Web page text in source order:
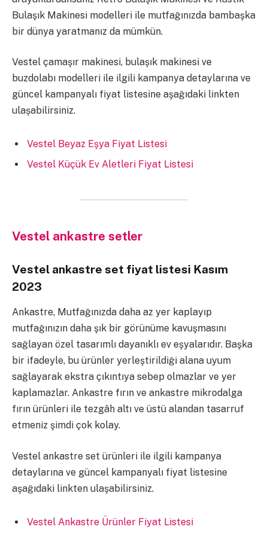
Bulaşık Makinesi modelleri ile mutfağınızda bambaşka
bir dünya yaratmanız da mümkün.
Vestel çamaşır makinesi, bulaşık makinesi ve
buzdolabı modelleri ile ilgili kampanya detaylarına ve
güncel kampanyalı fiyat listesine aşağıdaki linkten
ulaşabilirsiniz.
Vestel Beyaz Eşya Fiyat Listesi
Vestel Küçük Ev Aletleri Fiyat Listesi
Vestel ankastre setler
Vestel ankastre set fiyat listesi Kasım
2023
Ankastre, Mutfağınızda daha az yer kaplayıp
mutfağınızın daha şık bir görünüme kavuşmasını
sağlayan özel tasarımlı dayanıklı ev eşyalarıdır. Başka
bir ifadeyle, bu ürünler yerleştirildiği alana uyum
sağlayarak ekstra çıkıntıya sebep olmazlar ve yer
kaplamazlar. Ankastre fırın ve ankastre mikrodalga
fırın ürünleri ile tezgâh altı ve üstü alandan tasarruf
etmeniz şimdi çok kolay.
Vestel ankastre set ürünleri ile ilgili kampanya
detaylarına ve güncel kampanyalı fiyat listesine
aşağıdaki linkten ulaşabilirsiniz.
Vestel Ankastre Ürünler Fiyat Listesi